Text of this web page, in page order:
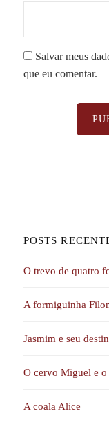
Salvar meus
que eu comentar.
POSTS
O trevo de quatro
A formiguinha
Jasmim e seu
O cervo Miguel e o
A coala Alice